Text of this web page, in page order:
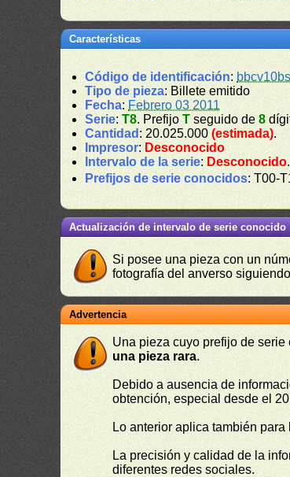
Características
Código de identificación:
Tipo de pieza: Billete emitido
Fecha: Febrero 03 2011
Serie:T8. PrefijoT seguido de8
Cantidad : 20.025.000(estimada).
Impresor: Desconocido
Intervalo de la serie: Desconocido.
Prefijos de serie conocidos: T00-
Actualización de intervalo de serie conocido
Si posee una pieza con un
fotografía del anverso
Advertencia
Una pieza cuyo prefijo de
una pieza rara.
Debido a ausencia de
obtención, especial desde el
Lo anterior aplica también
La precisión y calidad de la
diferentes redes sociales.